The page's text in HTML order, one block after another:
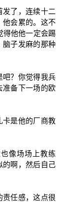
了，连续十二
他会累的。这不
得他他一定会踢
子发麻的那种
吧？你觉得我兵
准备下一场的欧
卡是他的厂商教
像场场上教练
的啊，然后自己
任感，这点很